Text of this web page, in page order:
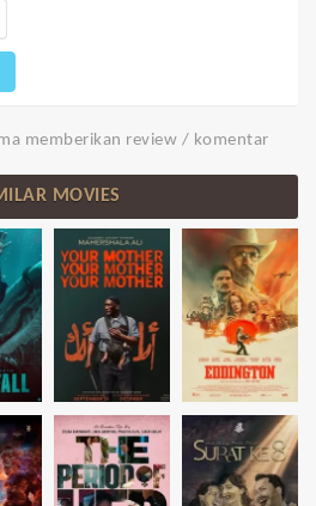
memberikan review / komentar
MOVIES